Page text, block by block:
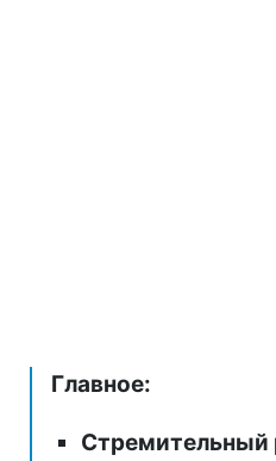
Главное:
Стремительный